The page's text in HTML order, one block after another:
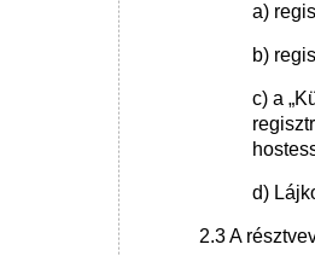
a)
b)
c) a
d)
2.3 A